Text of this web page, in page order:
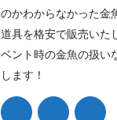
のかわからなかった金
道具を格安で販売いた
ベント時の金魚の扱い
します！